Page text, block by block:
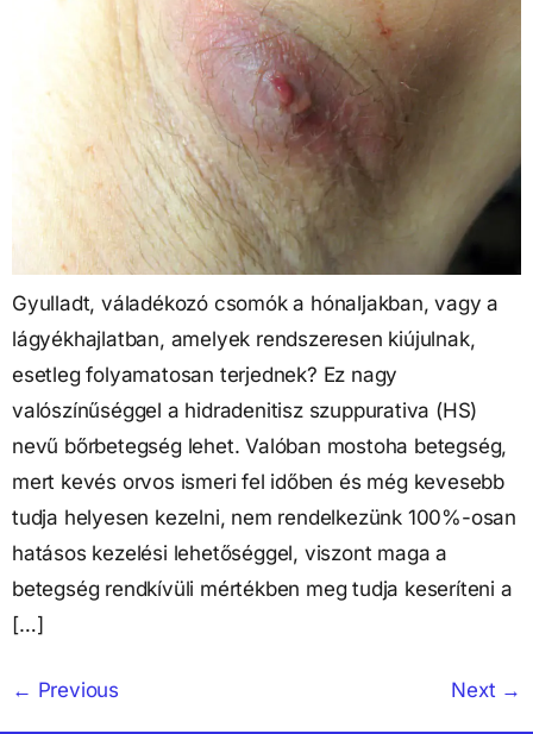
Gyulladt, váladékozó csomók a hónaljakban, vagy a
lágyékhajlatban, amelyek rendszeresen kiújulnak,
esetleg folyamatosan terjednek? Ez nagy
valószínűséggel a hidradenitisz szuppurativa (HS)
nevű bőrbetegség lehet. Valóban mostoha betegség,
mert kevés orvos ismeri fel időben és még kevesebb
tudja helyesen kezelni, nem rendelkezünk 100%-osan
hatásos kezelési lehetőséggel, viszont maga a
betegség rendkívüli mértékben meg tudja keseríteni a
[…]
← Previous Next →